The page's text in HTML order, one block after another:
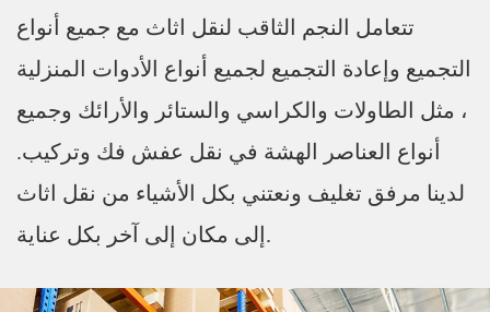
تتعامل النجم الثاقب لنقل اثاث مع جميع أنواع
التجميع وإعادة التجميع لجميع أنواع الأدوات المنزلية
، مثل الطاولات والكراسي والستائر والأرائك وجميع
أنواع العناصر الهشة في نقل عفش فك وتركيب.
لدينا مرفق تغليف ونعتني بكل الأشياء من نقل اثاث
إلى مكان إلى آخر بكل عناية.